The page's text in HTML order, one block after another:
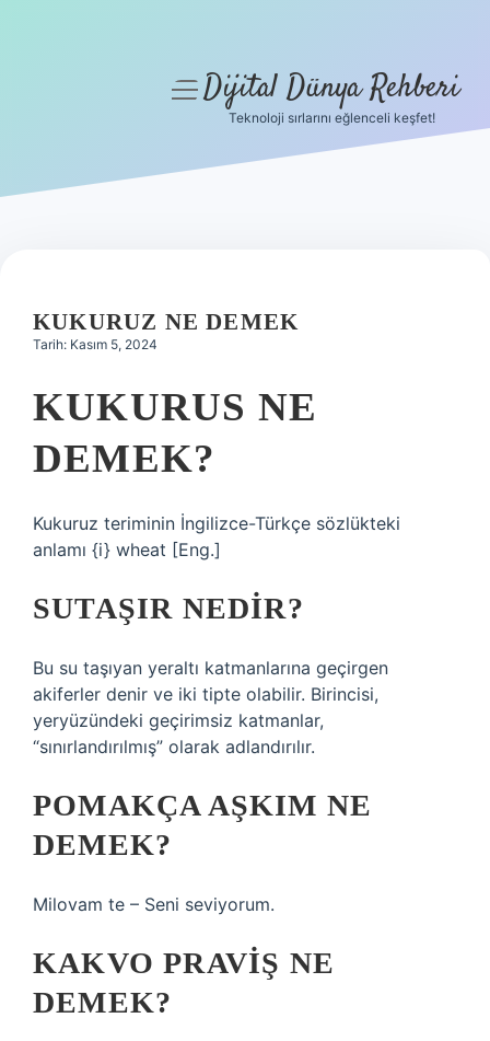
Hakkımızda
menüyüDijital Dünya Rehberi
Teknoloji sırlarını eğlenceli keşfet!
KUKURUZ NE DEMEK
Tarih: Kasım 5, 2024
KUKURUS NE
DEMEK?
Kukuruz teriminin İngilizce-Türkçe sözlükteki
anlamı {i} wheat [Eng.]
SUTAŞIR NEDIR?
Bu su taşıyan yeraltı katmanlarına geçirgen
akiferler denir ve iki tipte olabilir. Birincisi,
yeryüzündeki geçirimsiz katmanlar,
“sınırlandırılmış” olarak adlandırılır.
POMAKÇA AŞKIM NE
DEMEK?
Milovam te – Seni seviyorum.
KAKVO PRAVIŞ NE
DEMEK?